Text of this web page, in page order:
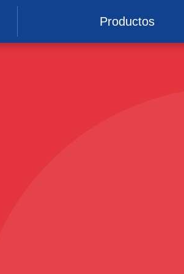
Productos